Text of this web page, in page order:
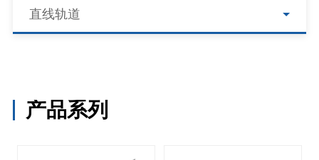
直线轨道
产品系列